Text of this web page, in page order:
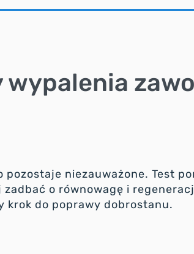
wypalenia
niezauważone. Test
o równowagę i
krok do poprawy dobrostanu.